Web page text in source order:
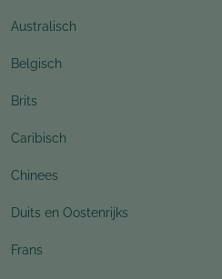
Australisch
Belgisch
Brits
Caribisch
Chinees
Duits en Oostenrijks
Frans